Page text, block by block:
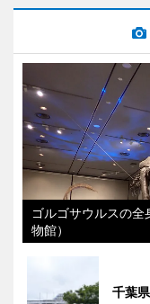
ゴルゴサウルスの
物館）
千葉